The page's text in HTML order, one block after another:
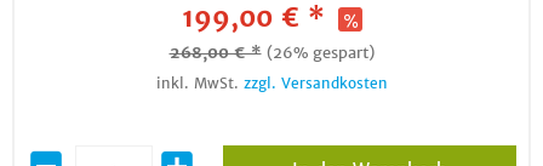
199,00 € *
268,00 € * (26% gespart)
inkl. MwSt. zzgl. Versandkosten